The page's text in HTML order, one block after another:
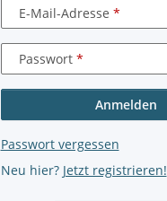
E-Mail-Adresse
Passwort
Anmelden
Passwort vergessen
Neu hier? Jetzt registrieren!